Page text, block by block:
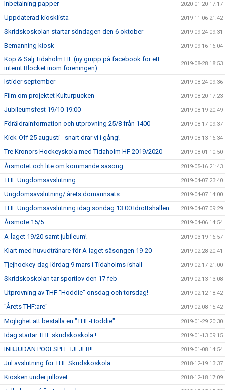
Inbetalning papper 2020-01-20 17:17
Uppdaterad kiosklista 2019-11-06 21:42
Skridskoskolan startar söndagen den 6 oktober 2019-09-24 09:31
Bemanning kiosk 2019-09-16 16:04
Köp & Sälj Tidaholm HF (ny grupp på facebook för ett
internt Blocket inom föreningen)
2019-08-28 18:53
Istider september 2019-08-24 09:36
Film om projektet Kulturpucken 2019-08-20 17:23
Jubileumsfest 19/10 19:00 2019-08-19 20:49
Föräldrainformation och utprovning 25/8 från 1400 2019-08-17 09:37
Kick-Off 25 augusti - snart drar vi i gång! 2019-08-13 16:34
Tre Kronors Hockeyskola med Tidaholm HF 2019/2020 2019-08-01 10:50
Årsmötet och lite om kommande säsong 2019-05-16 21:43
THF Ungdomsavslutning 2019-04-07 23:40
Ungdomsavslutning/ årets domarinsats 2019-04-07 14:00
THF Ungdomsavslutning idag söndag 13:00 Idrottshallen 2019-04-07 09:29
Årsmöte 15/5 2019-04-06 14:54
A-laget 19/20 samt jubileum! 2019-03-19 16:57
Klart med huvudtränare för A-laget säsongen 19-20 2019-02-28 20:41
Tjejhockey-dag lördag 9 mars i Tidaholms ishall 2019-02-17 21:00
Skridskoskolan tar sportlov den 17 feb 2019-02-13 13:08
Utprovning av THF "Hoddie" onsdag och torsdag! 2019-02-12 18:42
"Årets THF:are" 2019-02-08 15:42
Möjlighet att beställa en "THF-Hoddie" 2019-01-29 20:30
Idag startar THF skridskoskola ! 2019-01-13 09:15
INBJUDAN POOLSPEL TJEJER!! 2019-01-08 14:54
Jul avslutning för THF Skridskoskola 2018-12-19 13:37
Kiosken under jullovet 2018-12-18 17:09